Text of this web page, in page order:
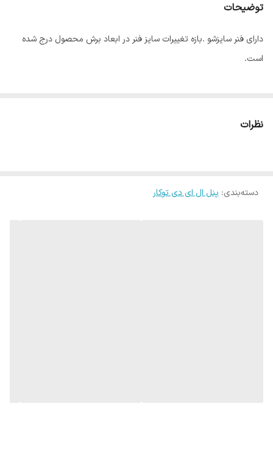
توضیحات
دارای فنر سایزشو .بازه تغییرات سایز فنر در ابعاد برش محصول درج شده
است.
نظرات
دسته‌بندی: پنل ال ای دی توکار